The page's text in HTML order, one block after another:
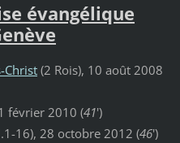
évangélique
Christ(2 Rois), 10 août 2008
février 2010 (41')
16), 28 octobre 2012 (46')